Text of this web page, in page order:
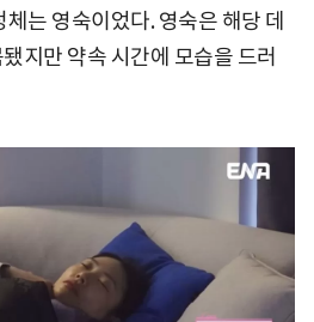
는 영숙이었다. 영숙은 해당 데
지만 약속 시간에 모습을 드러